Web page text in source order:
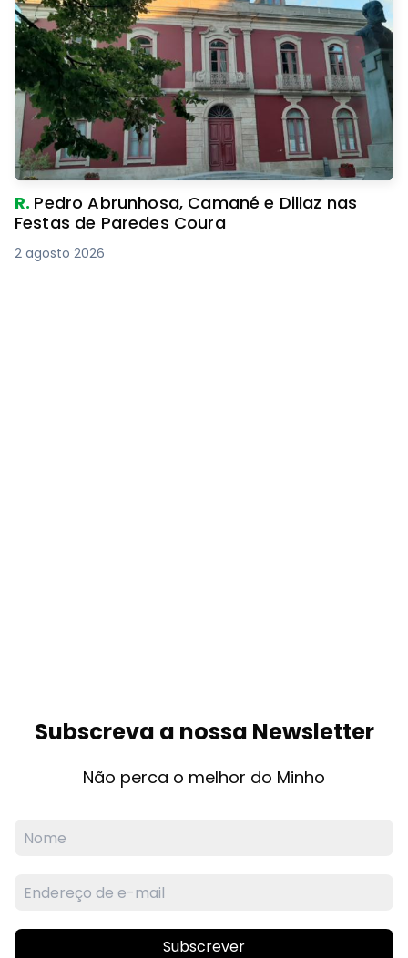
R. Pedro Abrunhosa, Camané e Dillaz nas
Festas de Paredes Coura
2 agosto 2026
Subscreva a nossa Newsletter
Não perca o melhor do Minho
Subscrever